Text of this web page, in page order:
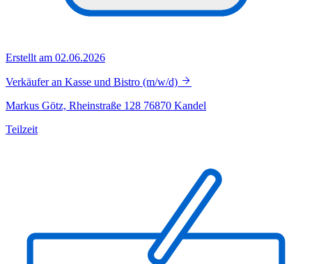
Erstellt am 02.06.2026
Verkäufer an Kasse und Bistro (m/w/d)
Markus Götz, Rheinstraße 128 76870 Kandel
Teilzeit